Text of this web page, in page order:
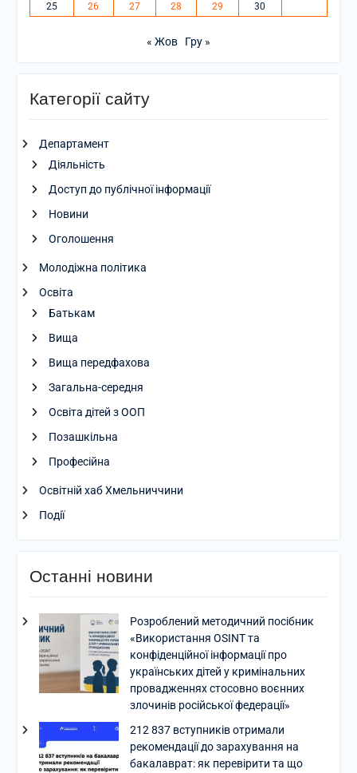
25
26 27 28 29 30
« Жов Гру »
Категорії сайту
Департамент
Діяльність
Доступ до публічної інформації
Новини
Оголошення
Молодіжна політика
Освіта
Батькам
Вища
Вища передфахова
Загальна-середня
Освіта дітей з ООП
Позашкільна
Професійна
Освітній хаб Хмельниччини
Події
Останні новини
Розроблений методичний посібник
«Використання OSINT та
конфіденційної інформації про
українських дітей у кримінальних
провадженнях стосовно воєнних
злочинів російської федерації»
212 837 вступників отримали
рекомендації до зарахування на
бакалаврат: як перевірити та що